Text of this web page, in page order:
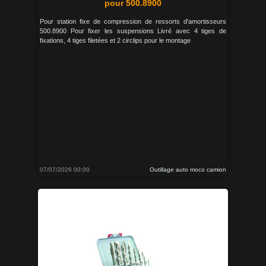
pour 500.8900
Pour station fixe de compression de ressorts d'amortisseurs
500.8900 Pour fixer les suspensions Livré avec 4 tiges de
fixations, 4 tiges filetées et 2 circlips pour le montage
07/07/2026 00:00 Outillage auto moco camion